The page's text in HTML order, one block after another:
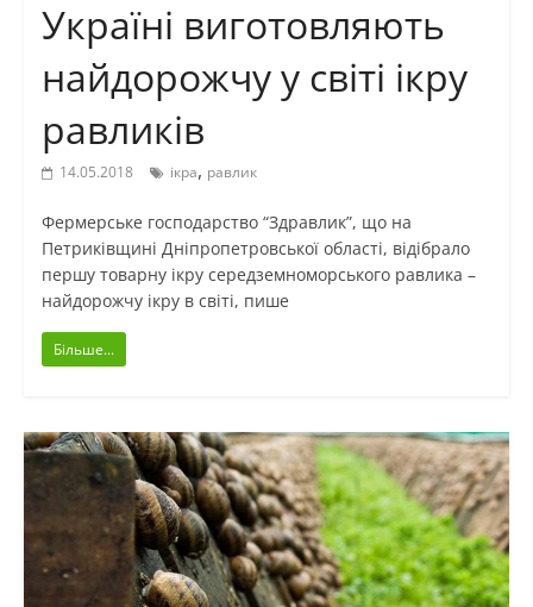
Україні виготовляють
найдорожчу у світі ікру
равликів
14.05.2018 ікра, равлик
Фермерське господарство “Здравлик”, що на
Петриківщині Дніпропетровської області, відібрало
першу товарну ікру середземноморського равлика –
найдорожчу ікру в світі, пише
Більше...